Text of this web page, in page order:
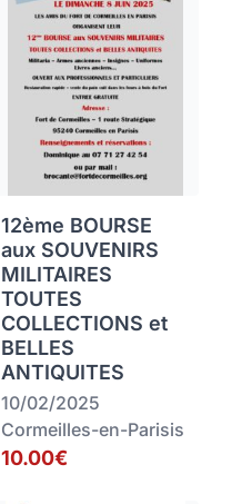
12ème BOURSE
aux SOUVENIRS
MILITAIRES
TOUTES
COLLECTIONS et
BELLES
ANTIQUITES
10/02/2025
Cormeilles-en-Parisis
10.00€